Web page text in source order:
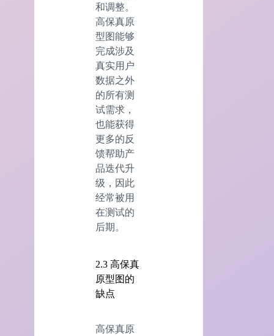
和调整。
高保真原
型图能够
完成涉及
真实用户
数据之外
的所有测
试需求，
也能获得
更多的反
馈帮助产
品迭代升
级，因此
经常被用
在测试的
后期。
2.3 高保真
原型图的
缺点
高保真原